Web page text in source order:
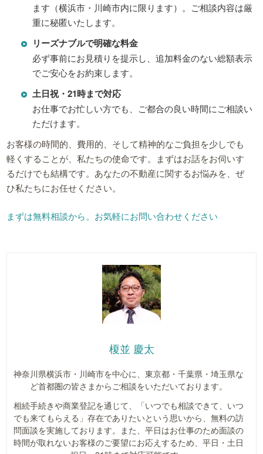
ます（横浜市・川崎市内に限ります）。ご相談内容は厳
重に秘匿いたします。
リーズナブルで明確な料金
必ず事前にお見積りを提示し、追加料金のない総額表示
でご安心をお約束します。
土日祝・21時まで対応
お仕事でお忙しい方でも、ご都合の良い時間にご相談い
ただけます。
お客様の時間的、費用的、そして精神的なご負担を少しでも
軽くすることが、私たちの使命です。まずはお話をお伺いす
るだけでも結構です。あなたの不動産に関するお悩みを、ぜ
ひ私たちにお任せください。
まずは無料相談から。お気軽にお問い合わせください
榎並 慶太
神奈川県横浜市・川崎市を中心に、東京都・千葉県・埼玉県な
ど首都圏の皆さまからご相談をいただいております。
相続手続きや商業登記を通じて、「いつでも相談できて、いつ
でも来てもらえる」存在でありたいという思いから、無料の訪
問面談を実施しております。また、平日はお仕事のため面談の
時間が取れないお客様のご要望にお応えするため、平日・土日